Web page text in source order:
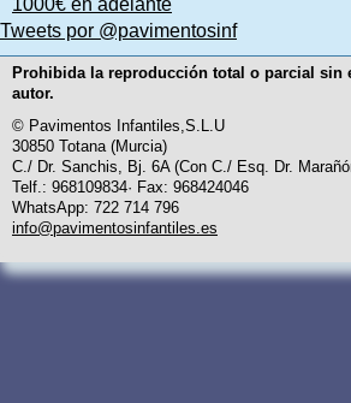
Tweets por @pavimentosinf
Prohibida la reproducción total o parcial sin
autor.
© Pavimentos Infantiles,S.L.U
30850 Totana (Murcia)
C./ Dr. Sanchis, Bj. 6A (Con C./ Esq. Dr.
Telf.: 968109834· Fax: 968424046
WhatsApp: 722 714 796
info@pavimentosinfantiles.es